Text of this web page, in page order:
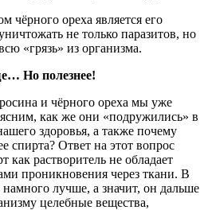
ореха является его
не только паразитов, но
«грязь» из организма.
Но полезнее!
и чёрного ореха мы уже
как же они «подружились» в
здоровья, а также почему
спирта? Ответ на этот вопрос
как растворитель не обладает
проникновения через ткани. В
лучше, а значит, он дальше
целебные вещества,